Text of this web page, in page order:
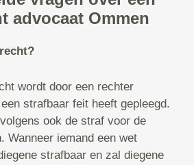
advocaat Ommen
wordt door een rechter
strafbaar feit heeft gepleegd.
ook de straf voor de
Wanneer iemand een wet
strafbaar en zal diegene